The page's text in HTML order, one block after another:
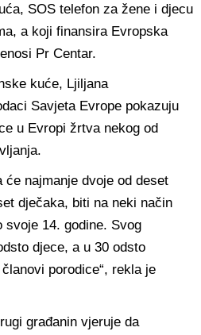
SOS telefon za žene i djecu
a koji finansira Evropska
Pr Centar.
kuće, Ljiljana
Savjeta Evrope pokazuju
u Evropi žrtva nekog od
će najmanje dvoje od deset
dječaka, biti na neki način
14. godine. Svog
djece, a u 30 odsto
porodice“, rekla je
građanin vjeruje da